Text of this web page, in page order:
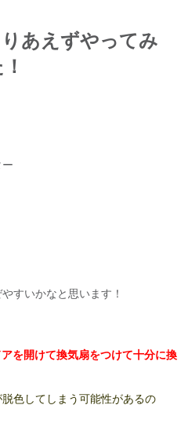
あえずやってみ
すいかなと思います！
を開けて換気扇をつけて十分に換
色してしまう可能性があるの